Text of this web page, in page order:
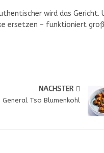
wird das Gericht.
ersetzen – funktioniert
NÄCHSTER
General Tso Blumenkohl